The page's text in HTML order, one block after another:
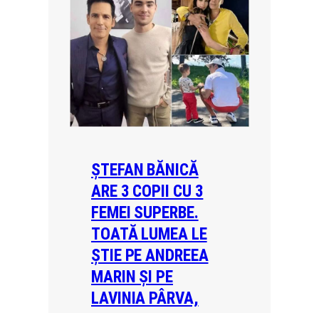
ȘTEFAN BĂNICĂ
ARE 3 COPII CU 3
FEMEI SUPERBE.
TOATĂ LUMEA LE
ȘTIE PE ANDREEA
MARIN ȘI PE
LAVINIA PÂRVA,